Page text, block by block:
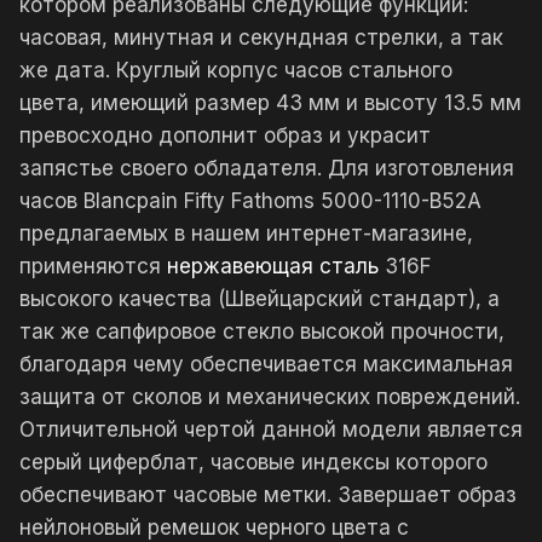
котором реализованы следующие функции:
часовая, минутная и секундная стрелки, а так
же дата. Круглый корпус часов стального
цвета, имеющий размер 43 мм и высоту 13.5 мм
превосходно дополнит образ и украсит
запястье своего обладателя. Для изготовления
часов Blancpain Fifty Fathoms 5000-1110-B52A
предлагаемых в нашем интернет-магазине,
применяются нержавеющая сталь 316F
высокого качества (Швейцарский стандарт), а
так же сапфировое стекло высокой прочности,
благодаря чему обеспечивается максимальная
защита от сколов и механических повреждений.
Отличительной чертой данной модели является
серый циферблат, часовые индексы которого
обеспечивают часовые метки. Завершает образ
нейлоновый ремешок черного цвета с